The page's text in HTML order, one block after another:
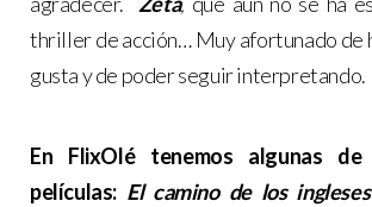
thriller de acción… Muy afortunado de
gusta y de poder seguir interpretando.
En FlixOlé tenemos algunas de
películas: El camino de los